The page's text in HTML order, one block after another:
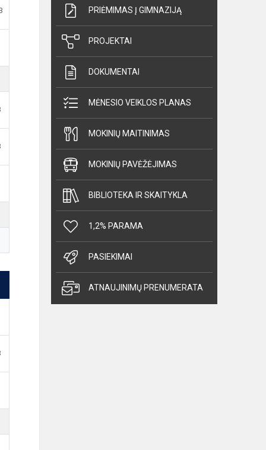
PRIĖMIMAS Į GIMNAZIJĄ
PROJEKTAI
DOKUMENTAI
MĖNESIO VEIKLOS PLANAS
MOKINIŲ MAITINIMAS
MOKINIŲ PAVĖŽĖJIMAS
BIBLIOTEKA IR SKAITYKLA
1,2% PARAMA
PASIEKIMAI
ATNAUJINIMŲ PRENUMERATA